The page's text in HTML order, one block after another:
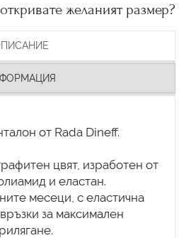
желаният размер?
от Rada Dineff.
цвят, изработен от
и еластан.
месеци, с еластична
за максимален